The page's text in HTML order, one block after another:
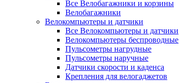
Все Велобагажники и корзины
Велобагажники
Велокомпьютеры и датчики
Все Велокомпьютеры и датчики
Велокомпьютеры беспроводные
Пульсометры нагрудные
Пульсометры наручные
Датчики скорости и каденса
Крепления для велогаджетов